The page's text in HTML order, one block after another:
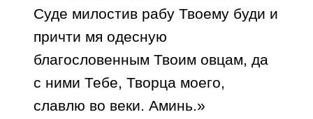
Суде милостив рабу Твоему буди и
причти мя одесную
благословенным Твоим овцам, да
с ними Тебе, Творца моего,
славлю во веки. Аминь.»